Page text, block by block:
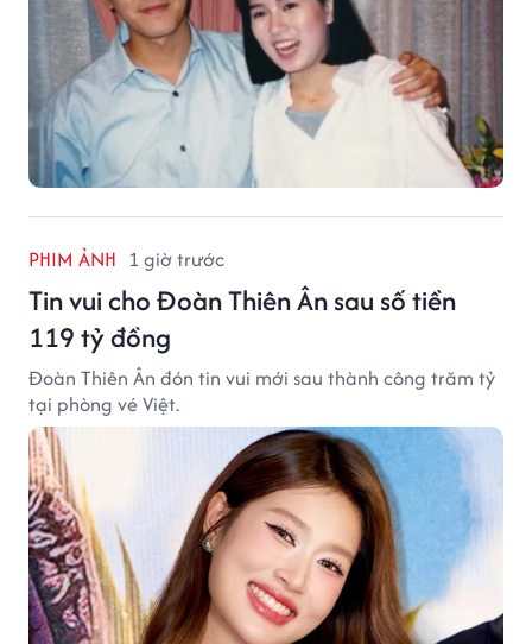
PHIM ẢNH 1 giờ trước
Tin vui cho Đoàn Thiên Ân sau số tiền
119 tỷ đồng
Đoàn Thiên Ân đón tin vui mới sau thành công trăm tỷ
tại phòng vé Việt.